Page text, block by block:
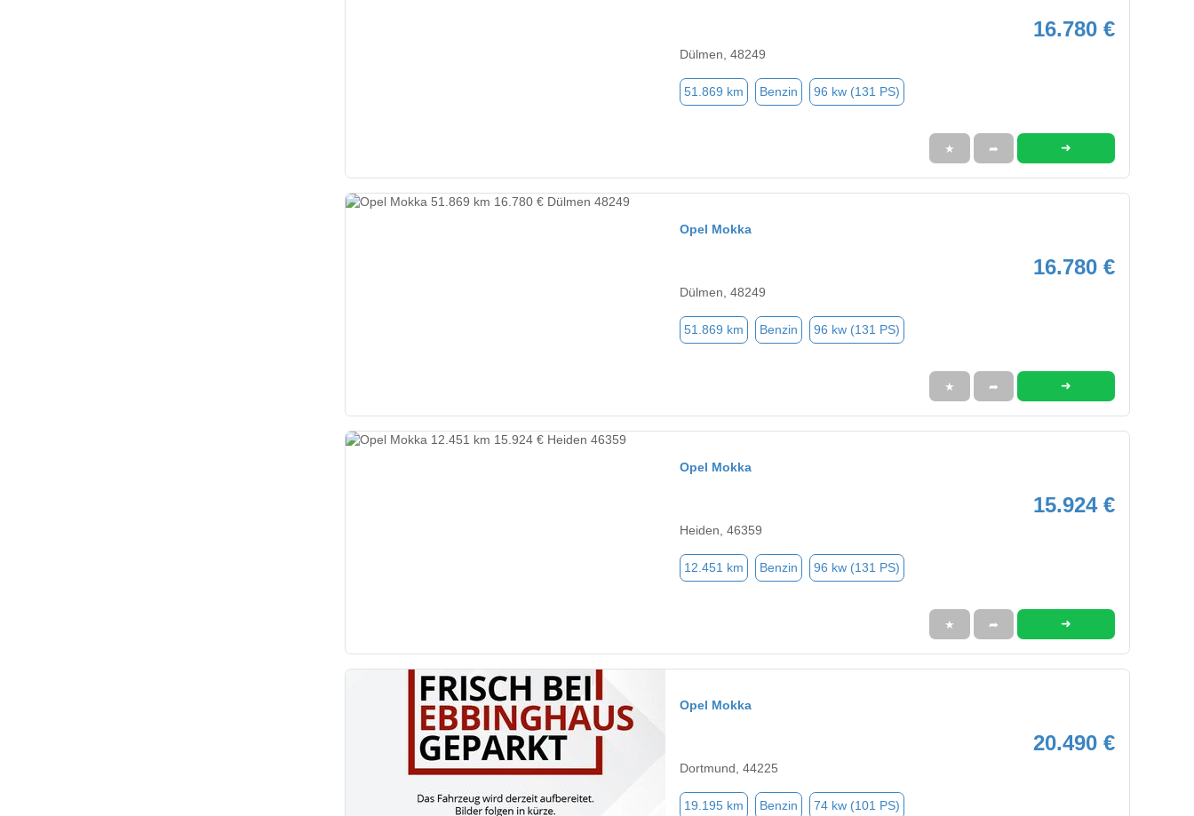
16.780 €
Dülmen, 48249
51.869 km Benzin 96 kw (131 PS)
★ ➦ ➜
Opel Mokka
16.780 €
Dülmen, 48249
51.869 km Benzin 96 kw (131 PS)
★ ➦ ➜
Opel Mokka
15.924 €
Heiden, 46359
12.451 km Benzin 96 kw (131 PS)
★ ➦ ➜
Opel Mokka
20.490 €
Dortmund, 44225
19.195 km Benzin 74 kw (101 PS)